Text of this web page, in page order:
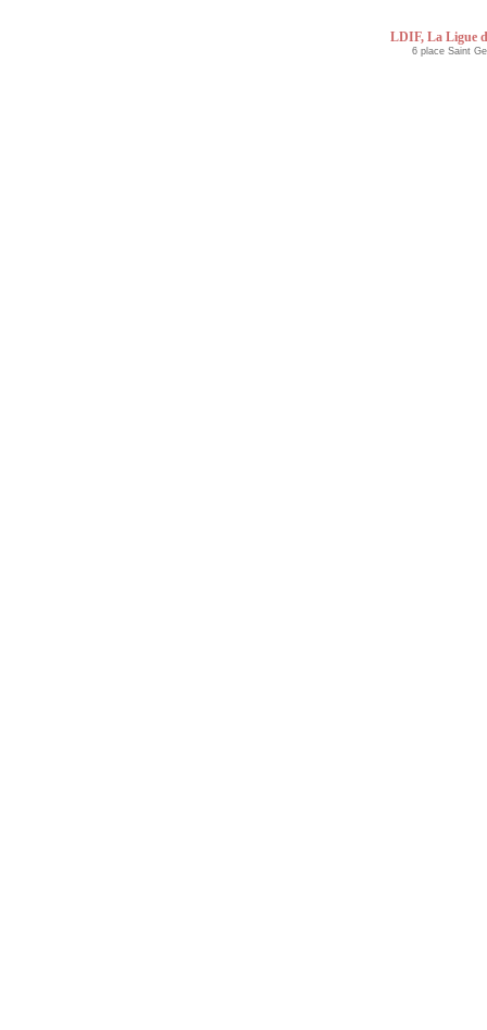
LDIF, La Ligue
6 place Saint